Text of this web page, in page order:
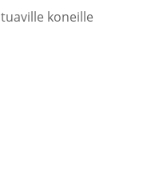
koneille